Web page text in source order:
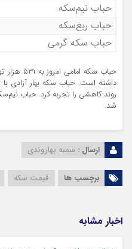
حباب نیم‌سکه
حباب ربع‌سکه
حباب سکه گرمی
حباب سکه
شد.
ارسال : سمیه بهاروندی
برچسب ها قیمت سکه
اخبار مشابه